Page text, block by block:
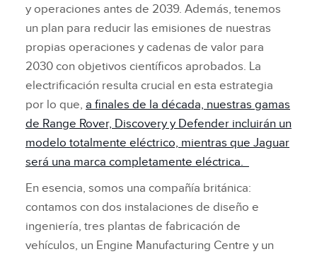
y operaciones antes de 2039. Además, tenemos
un plan para reducir las emisiones de nuestras
propias operaciones y cadenas de valor para
2030 con objetivos científicos aprobados. La
electrificación resulta crucial en esta estrategia
por lo que, a finales de la década, nuestras gamas
de Range Rover, Discovery y Defender incluirán un
modelo totalmente eléctrico, mientras que Jaguar
será una marca completamente eléctrica.
En esencia, somos una compañía británica:
contamos con dos instalaciones de diseño e
ingeniería, tres plantas de fabricación de
vehículos, un Engine Manufacturing Centre y un